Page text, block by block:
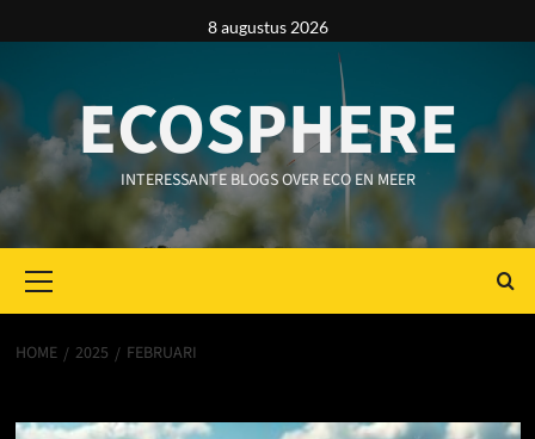
naar
inhoud
8 augustus 2026
ECOSPHERE
INTERESSANTE BLOGS OVER ECO EN MEER
menu
HOME 2025 FEBRUARI